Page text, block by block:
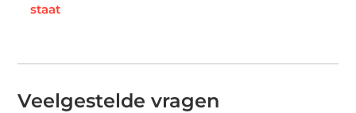
staat
Veelgestelde vragen